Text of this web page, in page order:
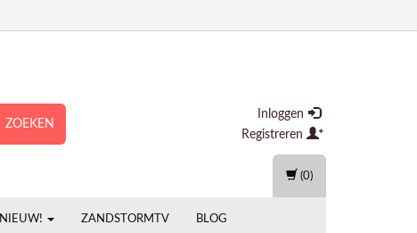
ZOEKEN
Inloggen
Registreren
NIEUW! ZANDSTORMTV BLOG
(0)